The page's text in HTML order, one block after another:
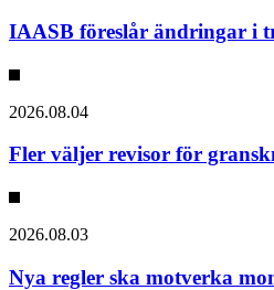
IAASB föreslår ändringar i
2026.08.04
Fler väljer revisor för
2026.08.03
Nya regler ska motverka